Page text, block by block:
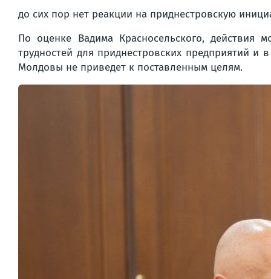
до сих пор нет реакции на приднестровскую
По оценке Вадима Красносельского, действия
трудностей для приднестровских предприятий
Молдовы не приведет к поставленным целям.